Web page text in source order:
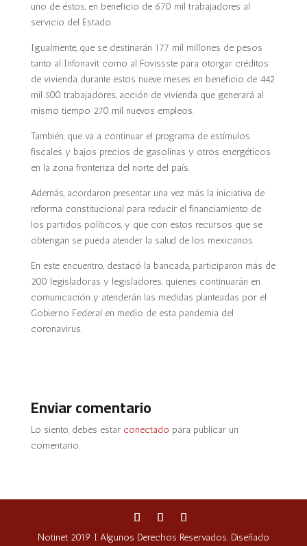
uno de éstos, en beneficio de 670 mil trabajadores al
servicio del Estado.
Igualmente, que se destinarán 177 mil millones de pesos
tanto al Infonavit como al Fovissste para otorgar créditos
de vivienda durante estos nueve meses en beneficio de 442
mil 500 trabajadores, acción de vivienda que generará al
mismo tiempo 270 mil nuevos empleos.
También, que va a continuar el programa de estímulos
fiscales y bajos precios de gasolinas y otros energéticos
en la zona fronteriza del norte del país.
Además, acordaron presentar una vez más la iniciativa de
reforma constitucional para reducir el financiamiento de
los partidos políticos, y que con estos recursos que se
obtengan se pueda atender la salud de los mexicanos.
En este encuentro, destacó la bancada, participaron más de
200 legisladoras y legisladores, quienes continuarán en
comunicación y atenderán las medidas planteadas por el
Gobierno Federal en medio de esta pandemia del
coronavirus.
Enviar comentario
Lo siento, debes estar conectado para publicar un
comentario.
Notinet 2019 I Algunos Derechos Reservados. Diseñado